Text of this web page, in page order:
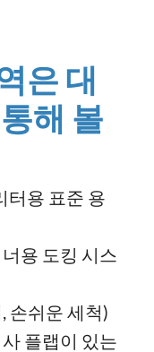
은 대
통해 볼
터용 표준 용
용 도킹 시스
손쉬운 세척)
플랩이 있는